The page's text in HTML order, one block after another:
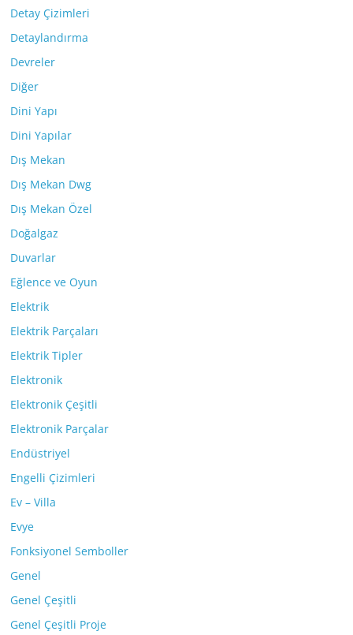
Detay Çizimleri
Detaylandırma
Devreler
Diğer
Dini Yapı
Dini Yapılar
Dış Mekan
Dış Mekan Dwg
Dış Mekan Özel
Doğalgaz
Duvarlar
Eğlence ve Oyun
Elektrik
Elektrik Parçaları
Elektrik Tipler
Elektronik
Elektronik Çeşitli
Elektronik Parçalar
Endüstriyel
Engelli Çizimleri
Ev – Villa
Evye
Fonksiyonel Semboller
Genel
Genel Çeşitli
Genel Çeşitli Proje